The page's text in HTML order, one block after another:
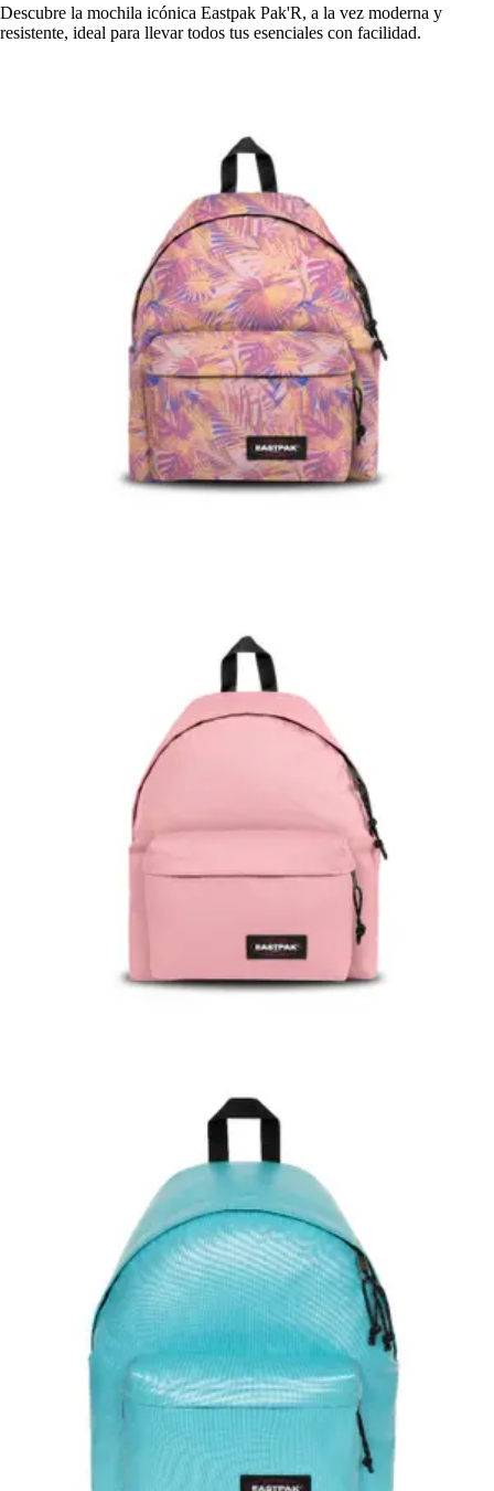
Descubre la mochila icónica Eastpak Pak'R, a la vez moderna y
resistente, ideal para llevar todos tus esenciales con facilidad.